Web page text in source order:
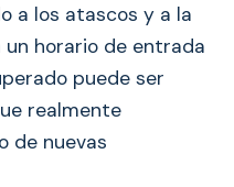
a los atascos y a la
horario de entrada
puede ser
realmente
de nuevas